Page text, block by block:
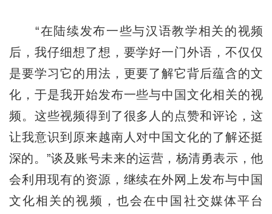
“在陆续发布一些与汉语教学相关的视频
后，我仔细想了想，要学好一门外语，不仅仅
是要学习它的用法，更要了解它背后蕴含的文
化，于是我开始发布一些与中国文化相关的视
频。这些视频得到了很多人的点赞和评论，这
让我意识到原来越南人对中国文化的了解还挺
深的。”谈及账号未来的运营，杨清勇表示，他
会利用现有的资源，继续在外网上发布与中国
文化相关的视频，也会在中国社交媒体平台